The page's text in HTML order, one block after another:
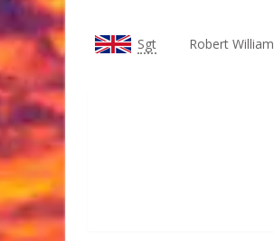
Sgt Robert William